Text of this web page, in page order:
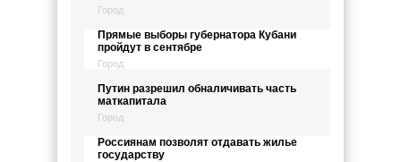
Город
Прямые выборы губернатора Кубани
пройдут в сентябре
Город
Путин разрешил обналичивать часть
маткапитала
Город
Россиянам позволят отдавать жилье
государству